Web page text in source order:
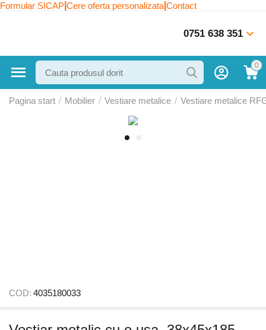
Formular SICAP Cere oferta personalizata Contact
0751 638 351
0
Pagina start / Mobilier / Vestiare metalice / Vestiare metalice
COD: 4035180033